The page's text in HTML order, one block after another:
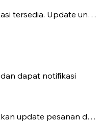
Update untuk fitur terbaru.
dapat notifikasi
pesanan dan chat dokter.